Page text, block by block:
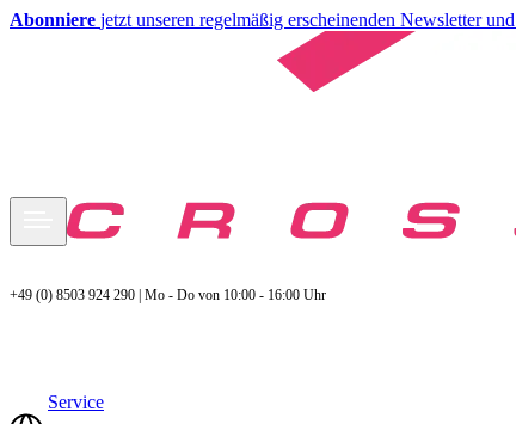
Abonniere jetzt unseren regelmäßig erscheinenden Newsletter und
+49 (0) 8503 924 290 | Mo - Do von 10:00 - 16:00 Uhr
Service